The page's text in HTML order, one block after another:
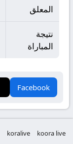
المعلق
نتيجة
المباراة
Facebook
koora live
koralive